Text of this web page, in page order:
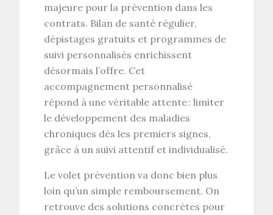
majeure pour la prévention dans les
contrats. Bilan de santé régulier,
dépistages gratuits et programmes de
suivi personnalisés enrichissent
désormais l’offre. Cet
accompagnement personnalisé
répond à une véritable attente : limiter
le développement des maladies
chroniques dès les premiers signes,
grâce à un suivi attentif et individualisé.
Le volet prévention va donc bien plus
loin qu’un simple remboursement. On
retrouve des solutions concrètes pour